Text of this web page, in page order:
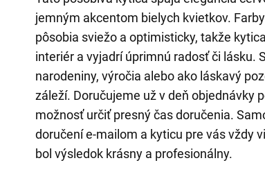
jemným akcentom bielych kvietkov.
pôsobia sviežo a optimisticky, takže
interiér a vyjadrí úprimnú radosť či lásku.
narodeniny, výročia alebo ako láskavý
záleží. Doručujeme už v deň objednávky
možnosť určiť presný čas doručenia.
doručení e-mailom a kyticu pre vás vždy
bol výsledok krásny a profesionálny.